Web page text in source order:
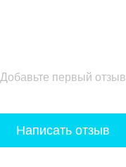
Добавьте первый отзыв
Написать отзыв